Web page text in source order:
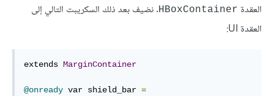
العقدة HBoxContainer. نضيف بعد ذلك السكريبت التالي إلى
العقدة UI:
extends MarginContainer
@onready var shield_bar =